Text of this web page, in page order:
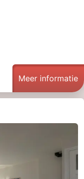
Meer informatie